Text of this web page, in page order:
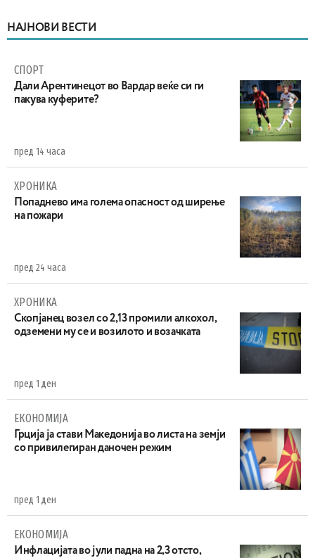
НАЈНОВИ ВЕСТИ
СПОРТ
Дали Арентинецот во Вардар веќе си ги
пакува куферите?
пред 14 часа
ХРОНИКА
Попаднево има голема опасност од ширење
на пожари
пред 24 часа
ХРОНИКА
Скопјанец возел со 2,13 промили алкохол,
одземени му се и возилото и возачката
пред 1 ден
ЕКОНОМИЈА
Грција ја стави Македонија во листа на земји
со привилегиран даночен режим
пред 1 ден
ЕКОНОМИЈА
Инфлацијата во јули падна на 2,3 отсто,